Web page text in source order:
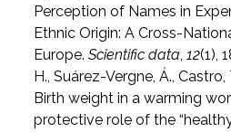
Perception of Names in
Ethnic Origin: A Cross-
Europe.Scientific data,12(1),
H., Suárez-Vergne, Á.,
Birth weight in a warming
protective role of the